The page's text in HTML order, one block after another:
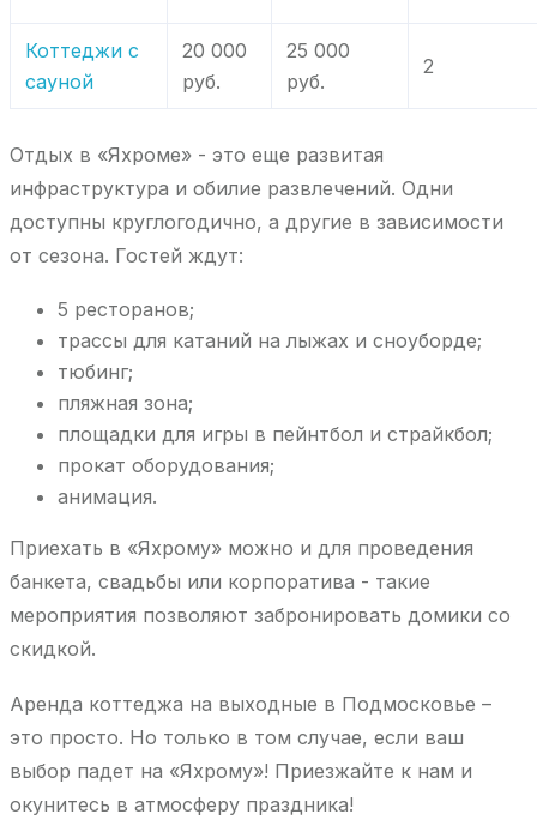
Коттеджи с
сауной
20 000
руб.
25 000
руб.
2
Отдых в «Яхроме» - это еще развитая
инфраструктура и обилие развлечений. Одни
доступны круглогодично, а другие в зависимости
от сезона. Гостей ждут:
5 ресторанов;
трассы для катаний на лыжах и сноуборде;
тюбинг;
пляжная зона;
площадки для игры в пейнтбол и страйкбол;
прокат оборудования;
анимация.
Приехать в «Яхрому» можно и для проведения
банкета, свадьбы или корпоратива - такие
мероприятия позволяют забронировать домики со
скидкой.
Аренда коттеджа на выходные в Подмосковье –
это просто. Но только в том случае, если ваш
выбор падет на «Яхрому»! Приезжайте к нам и
окунитесь в атмосферу праздника!